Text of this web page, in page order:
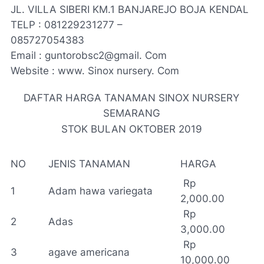
JL. VILLA SIBERI KM.1 BANJAREJO BOJA KENDAL
TELP : 081229231277 –
085727054383
Email : guntorobsc2@gmail. Com
Website : www. Sinox nursery. Com
DAFTAR HARGA TANAMAN SINOX NURSERY
SEMARANG
STOK BULAN OKTOBER 2019
NO JENIS TANAMAN HARGA
1 Adam hawa variegata
Rp
2,000.00
2
Adas
Rp
3,000.00
3
agave americana
Rp
10,000.00